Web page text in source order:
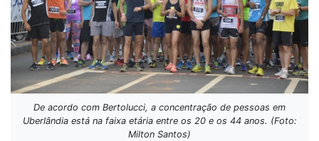
De acordo com Bertolucci, a concentração de pessoas em
Uberlândia está na faixa etária entre os 20 e os 44 anos. (Foto:
Milton Santos)